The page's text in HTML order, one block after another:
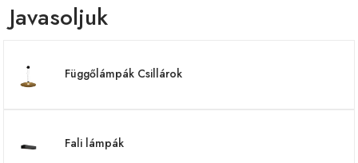
Javasoljuk
Függőlámpák Csillárok
Fali lámpák